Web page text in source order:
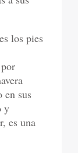
los pies
en sus
y
es una